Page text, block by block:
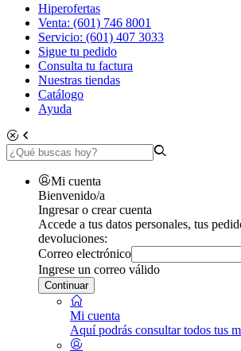
Hiperofertas
Venta: (601) 746 8001
Servicio: (601) 407 3033
Sigue tu pedido
Consulta tu factura
Nuestras tiendas
Catálogo
Ayuda
Mi cuenta
Bienvenido/a
Ingresar o crear cuenta
Accede a tus datos personales, tus
devoluciones:
Correo electrónico
Ingrese un correo válido
Continuar
Mi cuenta
Aquí podrás consultar todos tus